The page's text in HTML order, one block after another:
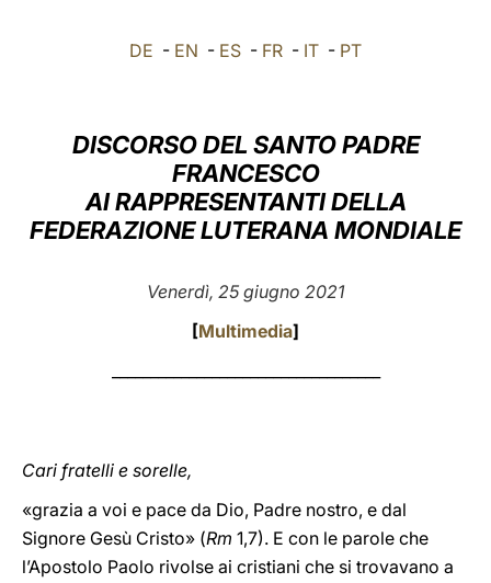
العربيّة
中文
LATINE
DE - EN - ES - FR - IT - PT
DISCORSO DEL SANTO PADRE
FRANCESCO
AI RAPPRESENTANTI DELLA
FEDERAZIONE LUTERANA MONDIALE
Venerdì, 25 giugno 2021
[Multimedia]
Cari fratelli e sorelle,
«grazia a voi e pace da Dio, Padre nostro, e dal
Signore Gesù Cristo» (Rm 1,7). E con le parole che
l’Apostolo Paolo rivolse ai cristiani che si trovavano a